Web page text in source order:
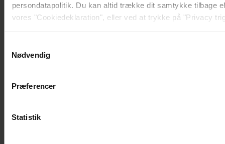
persondatapolitik. Du kan altid trække dit samtykke tilbage
vores "Cookiedeklaration", eller ved at trykke på "Privacy
Vi anvender egne cookies og cookies fra tredjeparter til at
generere statistik og huske dine præferencer samt til brug
Nødvendig
Præferencer
Statistik
gift